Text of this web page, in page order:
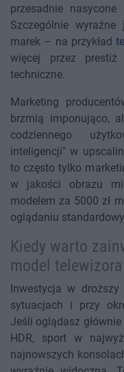
przesadnie
Szczególnie
marek – na przykład
więcej przez
techniczne.
Marketing
brzmią imponująco,
codziennego
inteligencji" w
to często tylko
w jakości obrazu
modelem za 5000 zł
oglądaniu
Kiedy warto
model telewizora
Inwestycja w
sytuacjach i przy
Jeśli oglądasz
HDR, sport w
najnowszych